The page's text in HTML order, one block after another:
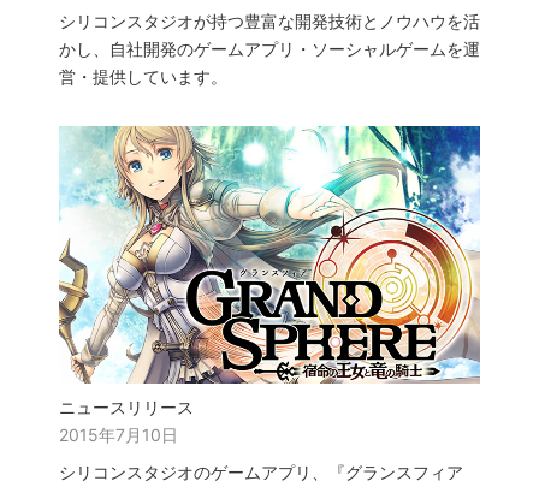
シリコンスタジオが持つ豊富な開発技術とノウハウを活
かし、自社開発のゲームアプリ・ソーシャルゲームを運
営・提供しています。
ニュースリリース
2015年7月10日
シリコンスタジオのゲームアプリ、『グランスフィア